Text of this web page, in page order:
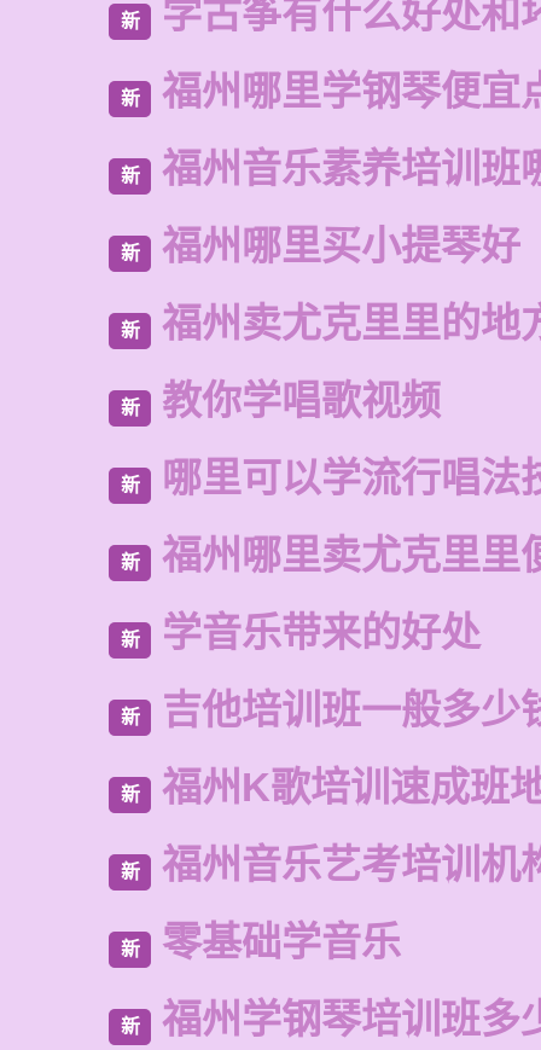
新 学古筝有什么好处和
新 福州哪里学钢琴便宜
新 福州音乐素养培训班
新 福州哪里买小提琴好
新 福州卖尤克里里的地
新 教你学唱歌视频
新 哪里可以学流行唱法
新 福州哪里卖尤克里里
新 学音乐带来的好处
新 吉他培训班一般多少
新 福州K歌培训速成班
新 福州音乐艺考培训机
新 零基础学音乐
新 福州学钢琴培训班多